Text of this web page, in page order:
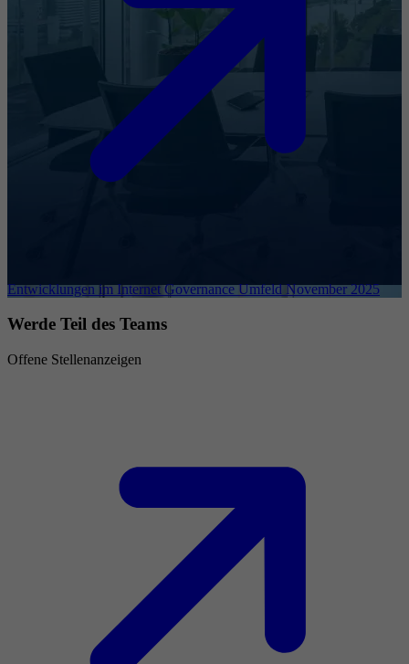
Entwicklungen im Internet Governance Umfeld November 2025
Werde Teil des Teams
Offene Stellenanzeigen